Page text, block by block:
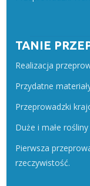
TANIE
Realizacja
Przydatne
Przeprowadzki
Duże i małe
Pierwsza
rzeczywistość.